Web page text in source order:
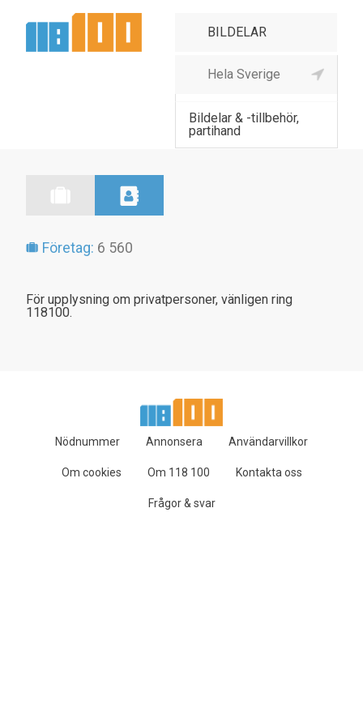
Bildelar & -tillbehör,
Bildelar & -tillbehör,
partihand
Företag: 6 560
För upplysning om privatpersoner, vänligen ring
118100.
Nödnummer Annonsera Användarvillkor
Om cookies Om 118 100 Kontakta oss
Frågor & svar